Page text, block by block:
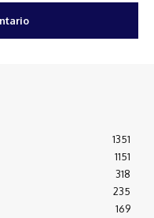
1351
1151
318
235
169